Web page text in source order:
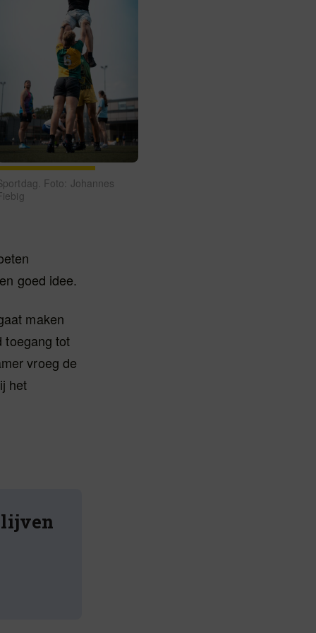
Foto: Johannes
goed idee.
maken
toegang tot
vroeg de
het